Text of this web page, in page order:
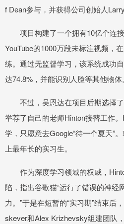
f Dean参与，并获得公司创始人
项目构建了一个拥有10亿个连接
YouTube的1000万段未标注视频，
练。通过无监督学习，该系统成功
达74.8%，并能识别人脸等其他物体。
不过，吴恩达在项目后期选择了
举荐了自己的老师Hinton接替工作
学，只愿意去Google“待一个夏天”
上最年长的实习生。
作为深度学习领域的权威，
陷，指出谷歌猫“运行了错误的神经
力。”于是在短暂的“实习期”结束后
skever和Alex Krizhevsky组建团队